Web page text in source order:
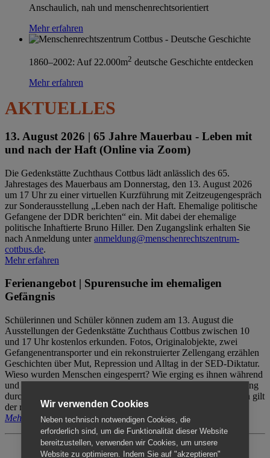
Anschaulich, nah und menschenrechtsorientiert
Mehr erfahren
1860–2002: Auf 22.000m2 deutsche Geschichte entdecken
Mehr erfahren
AKTUELLES
13. August 2026 | 65 Jahre Mauerbau - Leben mit
und nach der Haft (Online via Zoom)
Die Gedenkstätte Zuchthaus Cottbus lädt anlässlich des 65.
Jahrestages des Mauerbaus am Donnerstag, den 13. August 2026
um 17 Uhr zu einer virtuellen Kurzführung mit Zeitzeugengespräch
zur Sonderausstellung „Leben nach der Haft. Ehemalige politische
Gefangene der DDR berichten“ ein. Mit dabei der ehemalige
politische Inhaftierte Bruno Hiller. Den Zugangslink erhalten Sie
nach Anmeldung unteranmeldung@menschenrechtszentrum-
cottbus.de.
Mehr erfahren
Ferienangebot | Spurensuche im ehemaligen
Gefängnis
Schülerinnen und Schüler können zudem am 13. August die
Ausstellungen der Gedenkstätte Zuchthaus Cottbus zwischen 10
und 17 Uhr kostenlos erkunden. Fotos, Originalobjekte, zwei
Gefangenentransporter und ein rekonstruierter Zellengang erzählen
Geschichten über Mut, Repression und Alltag in der SED-Diktatur.
Wieso wurden Menschen eingesperrt? Wie erging es ihnen während
und nach der Haft? Der Besuch erfolgt individuell ohne Betreuung
durch das Menschenrechtszentrum Cottbus. Für Begleitpersonen gilt
der reguläre Eintritt (8€ / ermäßigt 5€).
Mehr erfahren
Wir verwenden Cookies
Neben technisch notwendigen Cookies, die
erforderlich sind, um die Funktionalität dieser Website
bereitzustellen, verwenden wir Cookies, um unsere
Website zu optimieren. Indem Sie auf "akzeptieren"